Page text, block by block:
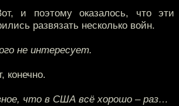
и поэтому оказалось, что эти
развязать несколько войн.
не интересует.
конечно.
что в США всё хорошо – раз…